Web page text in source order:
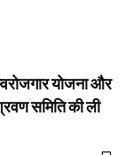
योजना और
समिति की ली